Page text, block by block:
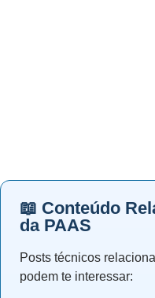
📖 Conteúdo
da PAAS
Posts técnicos
podem te interessar: